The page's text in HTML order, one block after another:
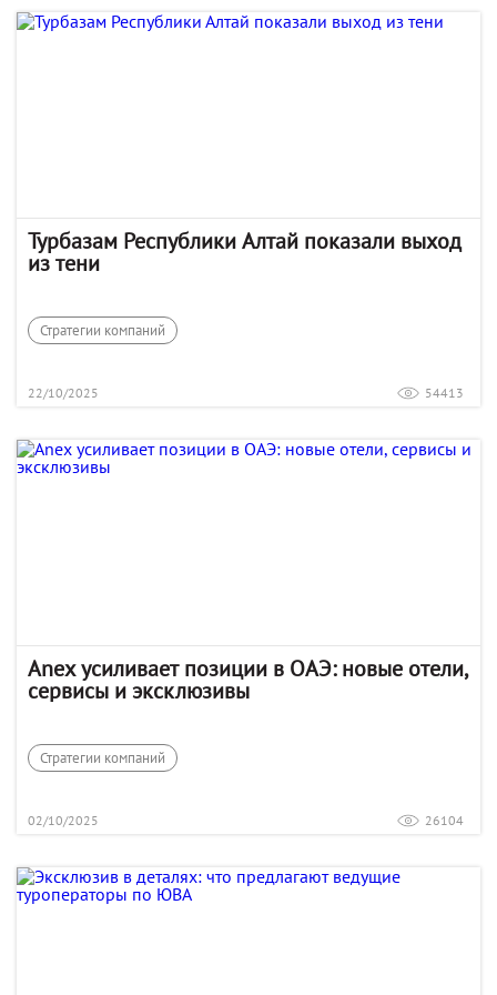
Турбазам Республики Алтай показали выход
из тени
Стратегии компаний
22/10/2025 54413
Anex усиливает позиции в ОАЭ: новые отели,
сервисы и эксклюзивы
Стратегии компаний
02/10/2025 26104